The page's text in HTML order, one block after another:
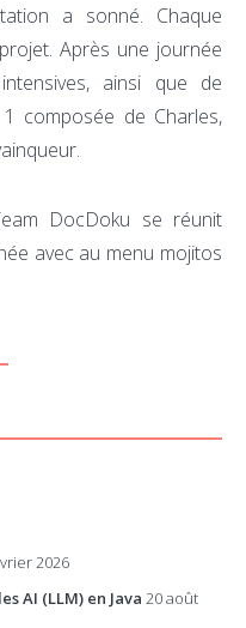
a sonné. Chaque
Après une journée
ainsi que de
1 composée de Charles,
DocDoku se réunit
avec au menu mojitos
2026
AI (LLM) en Java 20 août